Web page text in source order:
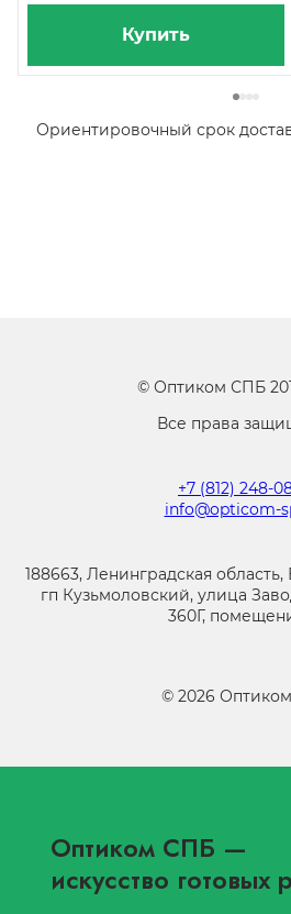
Купить
Ориентировочный срок
© Оптиком СПБ
Все права
+7 (812) 248-
info@opticom-
188663, Ленинградская
гп Кузьмоловский, улица
360Г,
© 2026
Оптиком СПБ —
искусство готовых